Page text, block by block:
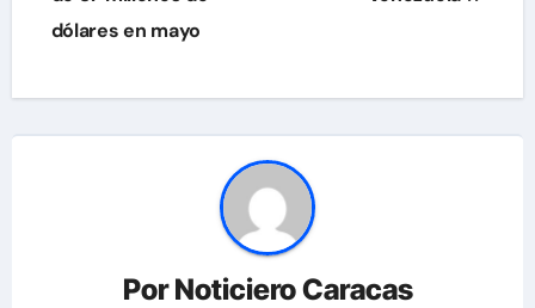
entradas
dólares en mayo
PorNoticiero Caracas